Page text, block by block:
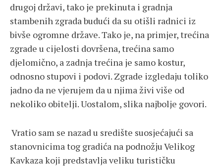
drugoj državi, tako je prekinuta i gradnja
stambenih zgrada budući da su otišli radnici iz
bivše ogromne države. Tako je, na primjer, trećina
zgrade u cijelosti dovršena, trećina samo
djelomično, a zadnja trećina je samo kostur,
odnosno stupovi i podovi. Zgrade izgledaju toliko
jadno da ne vjerujem da u njima živi više od
nekoliko obitelji. Uostalom, slika najbolje govori.
Vratio sam se nazad u središte suosjećajući sa
stanovnicima tog gradića na podnožju Velikog
Kavkaza koji predstavlja veliku turističku